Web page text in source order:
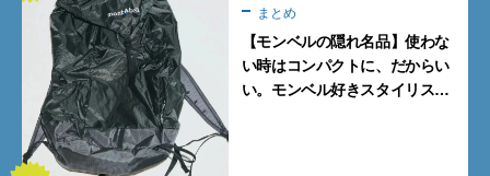
まとめ
【モンベルの隠れ名品】使わな
い時はコンパクトに、だからい
い。モンベル好きスタイリスト